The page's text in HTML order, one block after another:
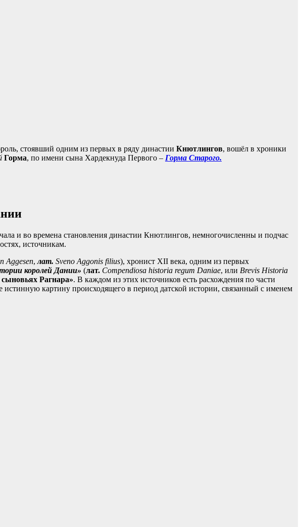
стоявший одним из первых в ряду династии Кнютлингов, вошёл в хроники
Горма, по имени сына Хардекнуда Первого – Горма Старого.
и во времена становления династии Кнютлингов, немногочисленны и подчас
источникам.
Aggesen,лат. Sveno Aggonis filius), хронист XII века, одним из первых
королей Дании» (лат. Compendiosa historia regum Daniae, или Brevis Historia
Рагнара». В каждом из этих источников есть расхождения по части
картину происходящего в период датской истории, связанный с именем